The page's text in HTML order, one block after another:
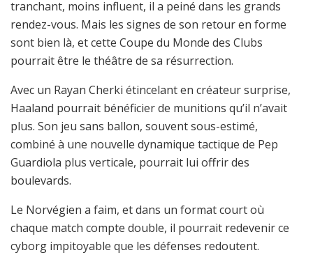
tranchant, moins influent, il a peiné dans les grands
rendez-vous. Mais les signes de son retour en forme
sont bien là, et cette Coupe du Monde des Clubs
pourrait être le théâtre de sa résurrection.
Avec un Rayan Cherki étincelant en créateur surprise,
Haaland pourrait bénéficier de munitions qu’il n’avait
plus. Son jeu sans ballon, souvent sous-estimé,
combiné à une nouvelle dynamique tactique de Pep
Guardiola plus verticale, pourrait lui offrir des
boulevards.
Le Norvégien a faim, et dans un format court où
chaque match compte double, il pourrait redevenir ce
cyborg impitoyable que les défenses redoutent.